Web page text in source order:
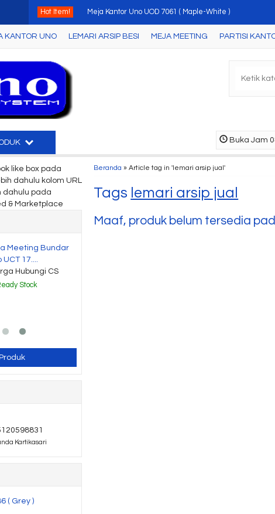
Hot Item! Meja Kantor Uno UOD 7061 ( Maple-White )
Meja Meeting Bundar Uno UCT 7761 ( Maple-White )
KANTOR UNO LEMARI ARSIP BESI MEJA MEETING PARTISI
Buka Jam
Beranda »Article tag in 'lemari arsip jual'
Tags lemari arsip jual
Maaf, produk belum tersedia
like box pada
dahulu kolom URL
dahulu pada
& Marketplace
Meeting Bundar
UCT 17....
Hubungi CS
Stock
Kartikasari
( Grey )